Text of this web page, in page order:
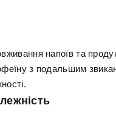
напоїв та
з подальшим